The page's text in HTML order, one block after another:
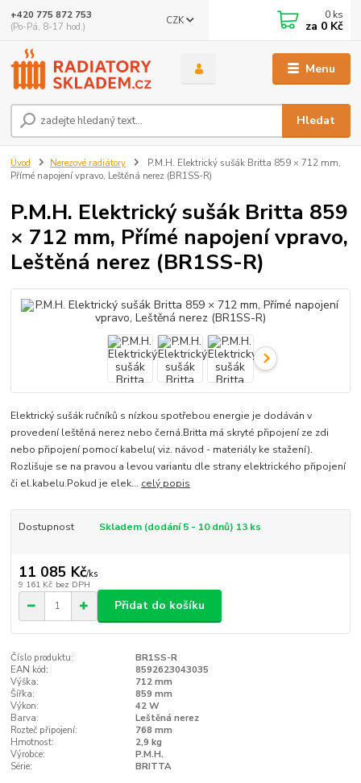
Menu
CZK
Hledat
+420 775 872 753
(Po-Pá, 8-17 hod.)
0 ks
za 0 Kč
Úvod Nerezové radiátory
P.M.H. Elektrický sušák Britta 859 × 712 mm,
Přímé napojení vpravo, Leštěná nerez (BR1SS-R)
P.M.H. Elektrický sušák Britta 859
× 712 mm, Přímé napojení vpravo,
Leštěná nerez (BR1SS-R)
Elektrický sušák ručníků s nízkou spotřebou energie je dodáván v
provedení leštěná nerez nebo černá.Britta má skryté připojení ze zdi
nebo připojení pomocí kabelu( viz. návod - materiály ke stažení).
Rozlišuje se na pravou a levou variantu dle strany elektrického připojení
či el.kabelu.Pokud je elek... celý popis
Dostupnost Skladem (dodání 5 - 10 dnů) 13 ks
11 085 Kč/ks
9 161 Kč bez DPH
Přidat do košíku
Číslo produktu:
BR1SS-R
EAN kód:
8592623043035
Výška:
712 mm
Šířka:
859 mm
Výkon:
42 W
Barva:
Leštěná nerez
Rozteč připojení:
768 mm
Hmotnost:
2,9 kg
Výrobce:
P.M.H.
Série:
BRITTA